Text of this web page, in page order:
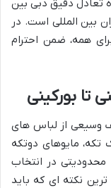
تعادل دقیق دبی بین
بین المللی است. در
همه، ضمن احترام
تا بورکینی
وسیعی از لباس های
مایوهای دوتکه
در انتخاب
نکته ای که باید